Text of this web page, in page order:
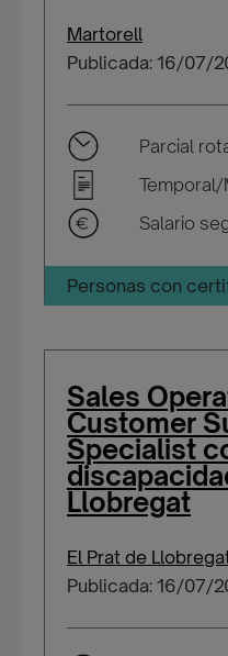
Martorell
Publicada: 16/07/
Parcial
Salario
Personas con
Sales
Customer
Specialist
Llobregat
El Prat de
Publicada: 16/07/